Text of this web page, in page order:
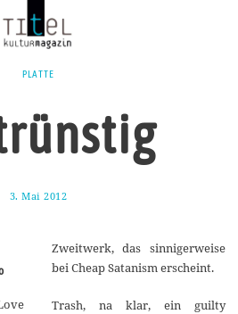
PLATTE
3. Mai 2012
b
r
u
r
Zweitwerk, das sinnigerweise
bei Cheap Satanism erscheint.
Trash, na klar, ein guilty